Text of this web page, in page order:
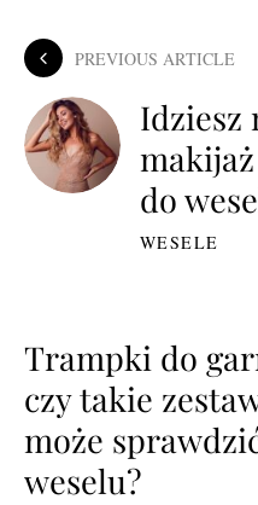
PREVIOUS ARTICLE
Idziesz
do
WESELE
Trampki do
czy takie
może
weselu?